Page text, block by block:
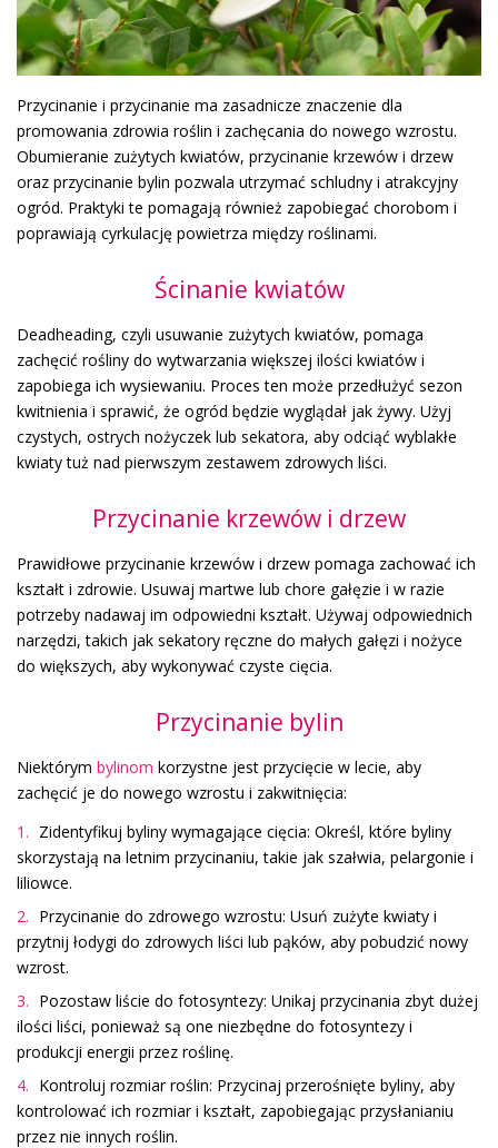
Przycinanie i przycinanie ma zasadnicze znaczenie dla
promowania zdrowia roślin i zachęcania do nowego wzrostu.
Obumieranie zużytych kwiatów, przycinanie krzewów i drzew
oraz przycinanie bylin pozwala utrzymać schludny i atrakcyjny
ogród. Praktyki te pomagają również zapobiegać chorobom i
poprawiają cyrkulację powietrza między roślinami.
Ścinanie kwiatów
Deadheading, czyli usuwanie zużytych kwiatów, pomaga
zachęcić rośliny do wytwarzania większej ilości kwiatów i
zapobiega ich wysiewaniu. Proces ten może przedłużyć sezon
kwitnienia i sprawić, że ogród będzie wyglądał jak żywy. Użyj
czystych, ostrych nożyczek lub sekatora, aby odciąć wyblakłe
kwiaty tuż nad pierwszym zestawem zdrowych liści.
Przycinanie krzewów i drzew
Prawidłowe przycinanie krzewów i drzew pomaga zachować ich
kształt i zdrowie. Usuwaj martwe lub chore gałęzie i w razie
potrzeby nadawaj im odpowiedni kształt. Używaj odpowiednich
narzędzi, takich jak sekatory ręczne do małych gałęzi i nożyce
do większych, aby wykonywać czyste cięcia.
Przycinanie bylin
Niektórym bylinom korzystne jest przycięcie w lecie, aby
zachęcić je do nowego wzrostu i zakwitnięcia:
Zidentyfikuj byliny wymagające cięcia: Określ, które byliny
skorzystają na letnim przycinaniu, takie jak szałwia, pelargonie i
liliowce.
Przycinanie do zdrowego wzrostu: Usuń zużyte kwiaty i
przytnij łodygi do zdrowych liści lub pąków, aby pobudzić nowy
wzrost.
Pozostaw liście do fotosyntezy: Unikaj przycinania zbyt dużej
ilości liści, ponieważ są one niezbędne do fotosyntezy i
produkcji energii przez roślinę.
Kontroluj rozmiar roślin: Przycinaj przerośnięte byliny, aby
kontrolować ich rozmiar i kształt, zapobiegając przysłanianiu
przez nie innych roślin.